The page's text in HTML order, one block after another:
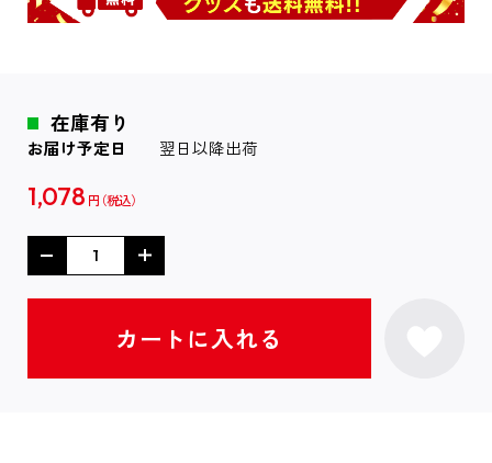
在庫有り
お届け予定日 翌日以降出荷
1,078 円